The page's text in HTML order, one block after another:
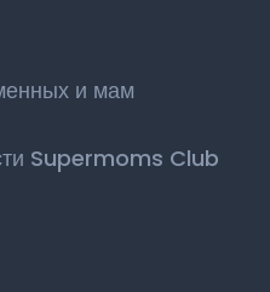
и мам
Supermoms Club